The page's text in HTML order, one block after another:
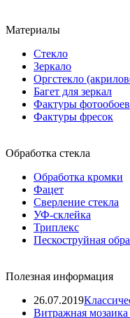
Материалы
Стекло
Зеркало
Оргстекло
Багет для зеркал
Фактуры фотообоев
Фактуры фресок
Обработка стекла
Обработка кромки
Фацет
Сверление стекла
УФ-склейка
Триплекс
Пескоструйная
Полезная информация
26.07.2019
Витражная мозаика